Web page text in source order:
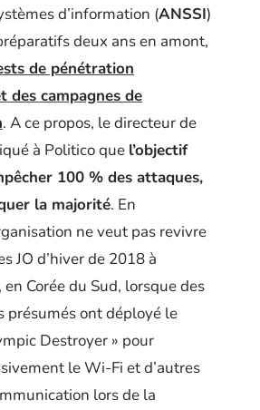
d’information (ANSSI)
deux ans en amont,
de pénétration
des campagnes de
. A ce propos, le directeur de
à Politico que l’objectif
100 % des attaques,
la majorité. En
ne veut pas revivre
JO d’hiver de 2018 à
Corée du Sud, lorsque des
présumés ont déployé le
Destroyer » pour
le Wi-Fi et d’autres
lors de la